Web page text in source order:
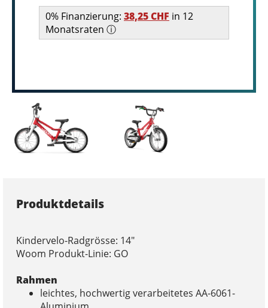
0% Finanzierung: 38,25 CHF in 12
Monatsraten ⓘ
Produktdetails
Kindervelo-Radgrösse: 14"
Woom Produkt-Linie: GO
Rahmen
leichtes, hochwertig verarbeitetes AA-6061-